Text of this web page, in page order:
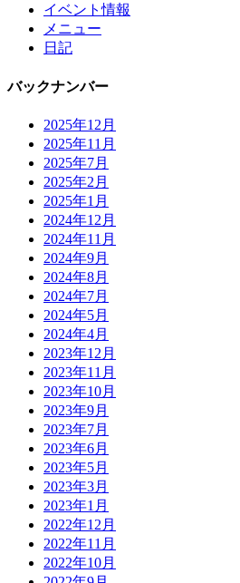
イベント情報
メニュー
日記
バックナンバー
2025年12月
2025年11月
2025年7月
2025年2月
2025年1月
2024年12月
2024年11月
2024年9月
2024年8月
2024年7月
2024年5月
2024年4月
2023年12月
2023年11月
2023年10月
2023年9月
2023年7月
2023年6月
2023年5月
2023年3月
2023年1月
2022年12月
2022年11月
2022年10月